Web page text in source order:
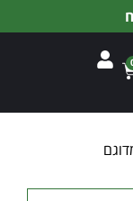
כולל משלוח)